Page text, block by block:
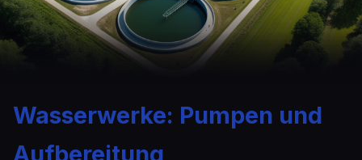
Wasserwerke: Pumpen und
Aufbereitung